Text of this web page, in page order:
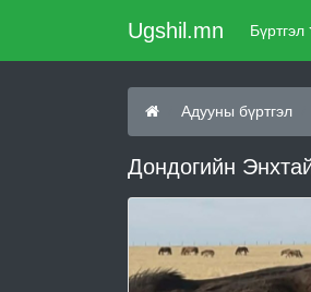
Ugshil.mn Бүртгэл
Адууны бүртгэл
Дондогийн